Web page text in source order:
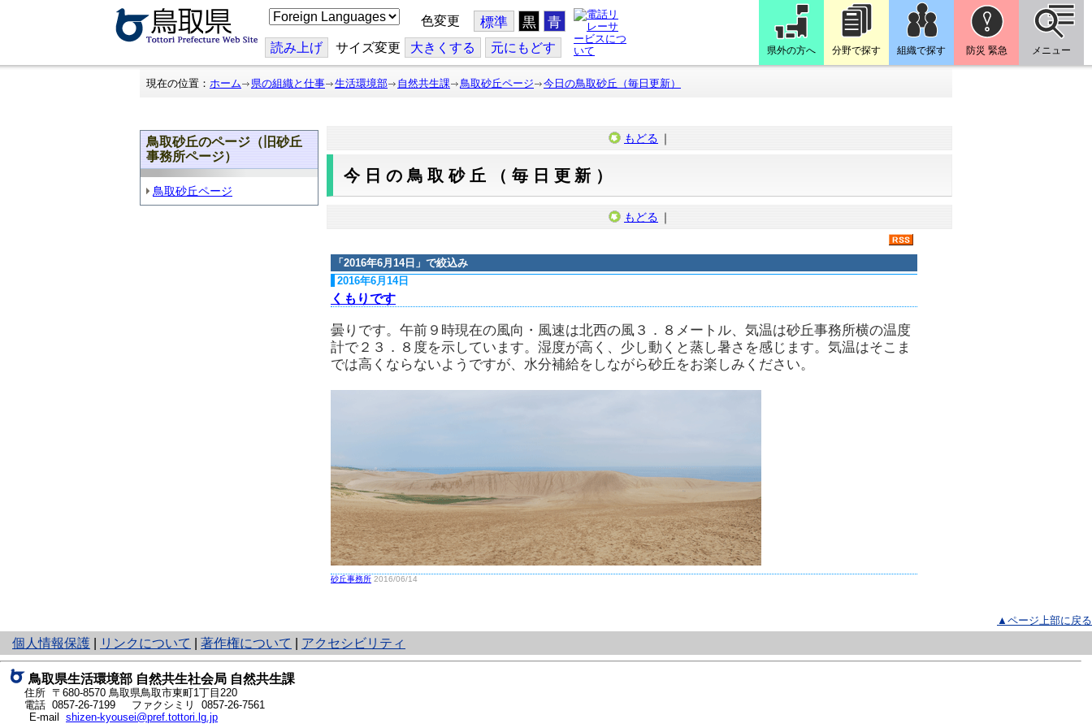
こ
の
ジ
を
翻
色変更 標準 黒 青
読み上げ サイズ変更 大きくする 元にもどす 県外の方へ 分野で探す 組織で探す 防災 緊急 メニュー
現在の位置： ホーム 県の組織と仕事 生活環境部 自然共生課 鳥取砂丘ページ 今日の鳥取砂丘（毎日更新）
鳥取砂丘のページ（旧砂丘
事務所ページ）
鳥取砂丘ページ
もどる ｜
今日の鳥取砂丘（毎日更新）
もどる ｜
「 2016年6月14日 」で絞込み
2016年6月14日
くもりです
曇りです。午前９時現在の風向・風速は北西の風３．８メートル、気温は砂丘事務所横の温度
計で２３．８度を示しています。湿度が高く、少し動くと蒸し暑さを感じます。気温はそこま
では高くならないようですが、水分補給をしながら砂丘をお楽しみください。
砂丘事務所 2016/06/14
▲ページ上部に戻る
個人情報保護
と
り
ネ
ッ
ト
へ
リンクについて 著作権について アクセシビリティ
鳥取県生活環境部 自然共生社会局 自然共生課
住所 〒680-8570 鳥取県鳥取市東町1丁目220
電話 0857-26-7199
ファクシミリ 0857-26-7561
E-mail shizen-kyousei@pref.tottori.lg.jp